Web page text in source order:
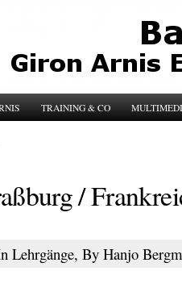
TRAINING & CO
/
Lehrgänge, By Hanjo